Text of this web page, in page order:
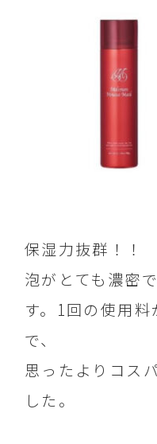
保湿力抜群！！
泡がとても濃密
す。1回の使用
で、
思ったよりコス
した。